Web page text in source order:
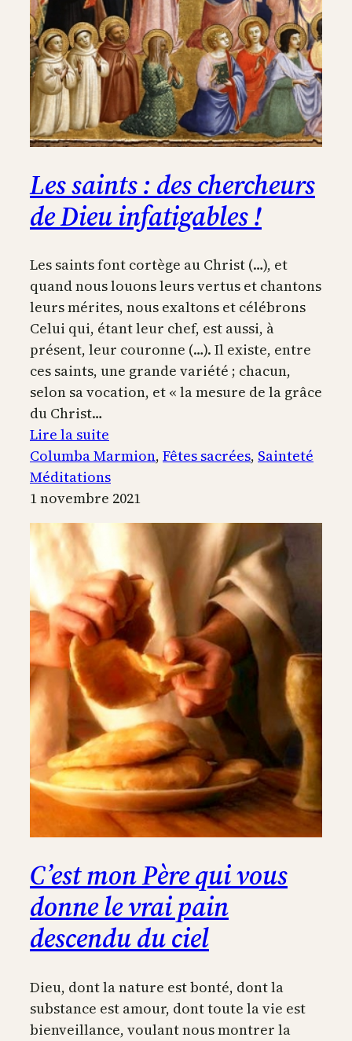
Les saints : des chercheurs
de Dieu infatigables !
Les saints font cortège au Christ (…), et
quand nous louons leurs vertus et chantons
leurs mérites, nous exaltons et célébrons
Celui qui, étant leur chef, est aussi, à
présent, leur couronne (…). Il existe, entre
ces saints, une grande variété ; chacun,
selon sa vocation, et « la mesure de la grâce
du Christ…
Lire la suite
Les
saints
des
chercheurs
de
Dieu
infatigables
Columba Marmion, Fêtes sacrées, Sainteté
Méditations
1 novembre 2021
C’est mon Père qui vous
donne le vrai pain
descendu du ciel
Dieu, dont la nature est bonté, dont la
substance est amour, dont toute la vie est
bienveillance, voulant nous montrer la